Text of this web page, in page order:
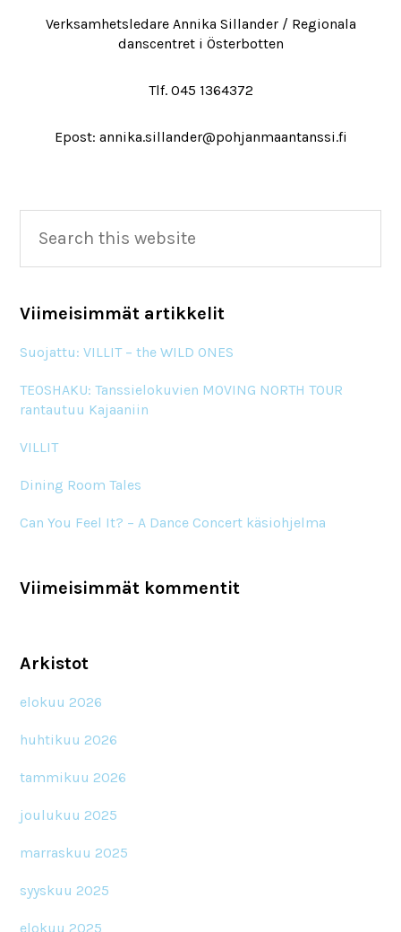
Verksamhetsledare Annika Sillander / Regionala
danscentret i Österbotten
Tlf. 045 1364372
Epost: annika.sillander@pohjanmaantanssi.fi
Primary
Sidebar
this
Viimeisimmät artikkelit
Suojattu: VILLIT – the WILD ONES
TEOSHAKU: Tanssielokuvien MOVING NORTH TOUR
rantautuu Kajaaniin
VILLIT
Dining Room Tales
Can You Feel It? – A Dance Concert käsiohjelma
Viimeisimmät kommentit
Arkistot
elokuu 2026
huhtikuu 2026
tammikuu 2026
joulukuu 2025
marraskuu 2025
syyskuu 2025
elokuu 2025